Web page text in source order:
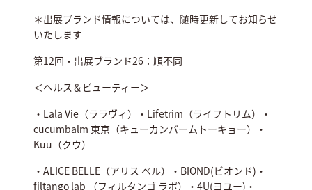
＊出展ブランド情報については、随時更新してお知らせ
いたします
第12回・出展ブランド26：順不同
＜ヘルス＆ビューティー＞
・Lala Vie（ララヴィ）・Lifetrim（ライフトリム）・
cucumbalm 東京（キューカンバームトーキョー）・
Kuu（クウ）
・ALICE BELLE（アリス ベル）・BIOND(ビオンド)・
filtango lab （フィルタンゴ ラボ）・4U(ヨユー)・